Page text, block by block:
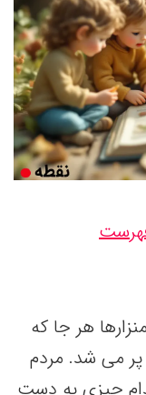
هر جا که
می شد. مردم
چیزی به دست